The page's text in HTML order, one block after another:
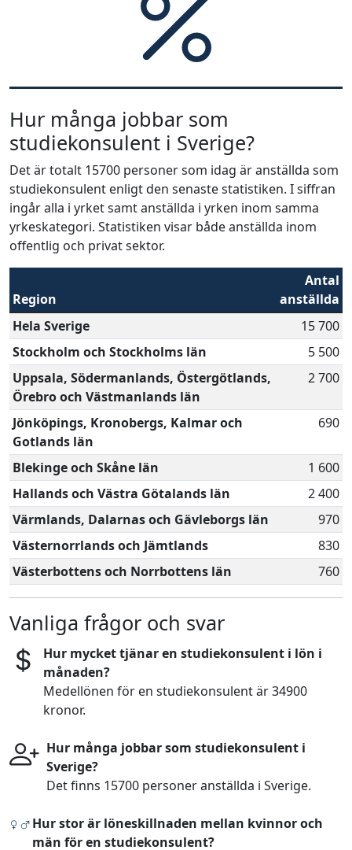
Hur många jobbar som
studiekonsulent i Sverige?
Det är totalt 15700 personer som idag är anställda som
studiekonsulent enligt den senaste statistiken. I siffran
ingår alla i yrket samt anställda i yrken inom samma
yrkeskategori. Statistiken visar både anställda inom
offentlig och privat sektor.
Region
Antal
anställda
Hela Sverige
15 700
Stockholm och Stockholms län
5 500
Uppsala, Södermanlands, Östergötlands,
Örebro och Västmanlands län
2 700
Jönköpings, Kronobergs, Kalmar och
Gotlands län
690
Blekinge och Skåne län
1 600
Hallands och Västra Götalands län
2 400
Värmlands, Dalarnas och Gävleborgs län
970
Västernorrlands och Jämtlands
830
Västerbottens och Norrbottens län
760
Vanliga frågor och svar
Hur mycket tjänar en studiekonsulent i lön i
månaden?
Medellönen för en studiekonsulent är 34900
kronor.
Hur många jobbar som studiekonsulent i
Sverige?
Det finns 15700 personer anställda i Sverige.
Hur stor är löneskillnaden mellan kvinnor och
män för en studiekonsulent?